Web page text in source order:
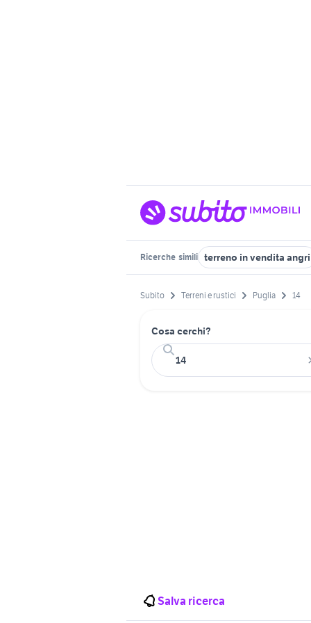
Ricerche simili terreno in vendita angri
Subito Terreni e rustici Puglia 14
Cosa cerchi?
Salva ricerca